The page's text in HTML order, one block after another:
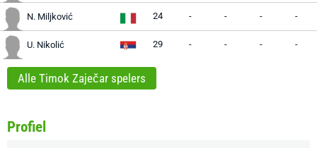
N. Miljković 24 - - - -
U. Nikolić 29 - - - -
Alle Timok Zaječar spelers
Profiel